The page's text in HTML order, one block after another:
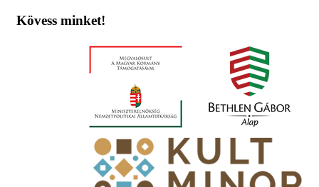
Kövess minket!